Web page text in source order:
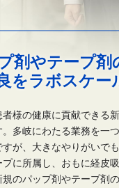
剤やテープ剤
をラボスケー
様の健康に貢献できる
多岐にわたる業務を一
が、大きなやりがいでも
に所属し、おもに経皮
のパップ剤やテープ剤